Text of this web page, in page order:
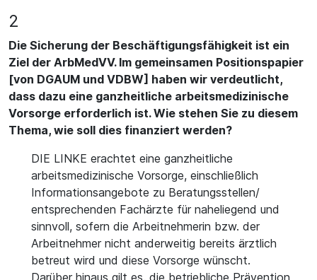
2
Die Sicherung der Beschäftigungsfähigkeit ist ein
Ziel der ArbMedVV. Im gemeinsamen Positionspapier
[von DGAUM und VDBW] haben wir verdeutlicht,
dass dazu eine ganzheitliche arbeitsmedizinische
Vorsorge erforderlich ist. Wie stehen Sie zu diesem
Thema, wie soll dies finanziert werden?
DIE LINKE erachtet eine ganzheitliche
arbeitsmedizinische Vorsorge, einschließlich
Informationsangebote zu Beratungsstellen/
entsprechenden Fachärzte für naheliegend und
sinnvoll, sofern die Arbeitnehmerin bzw. der
Arbeitnehmer nicht anderweitig bereits ärztlich
betreut wird und diese Vorsorge wünscht.
Darüber hinaus gilt es, die betriebliche Prävention